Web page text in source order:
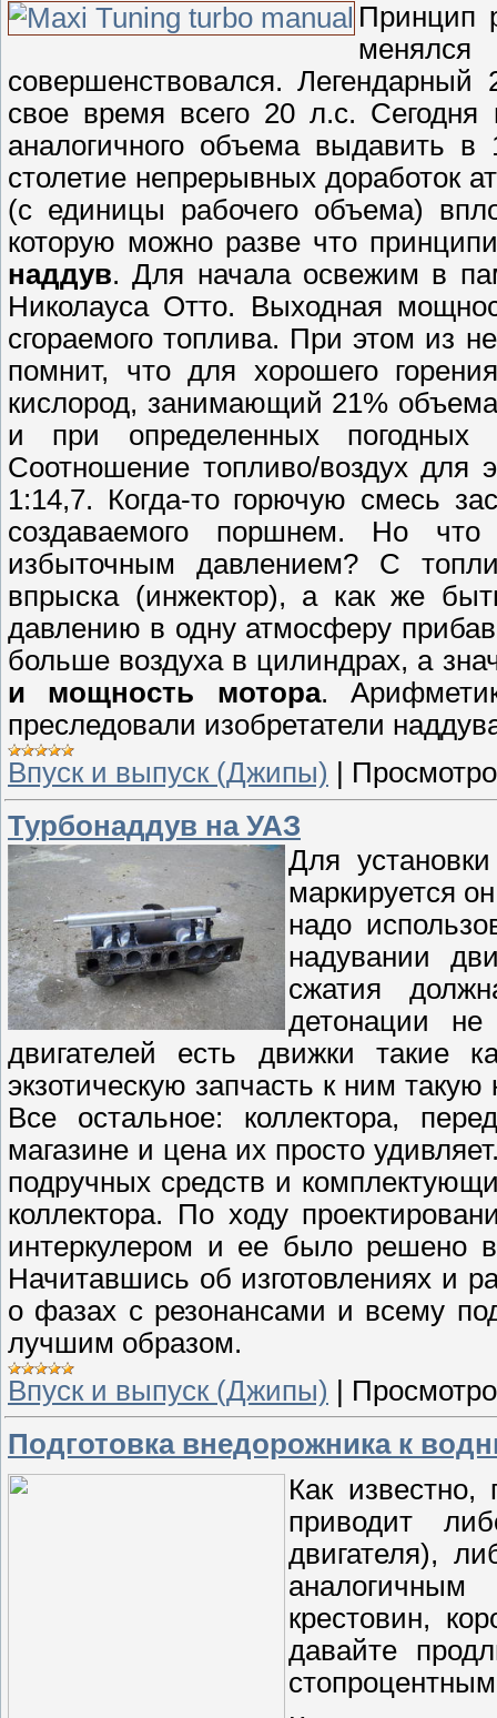
Принцип
менялся
совершенствовался.
свое время всего 20 л.с.
аналогичного объема выдавить
столетие непрерывных доработок
(с единицы рабочего объема)
которую можно разве что
наддув. Для начала освежим в
Николауса Отто. Выходная
сгораемого топлива. При этом из
помнит, что для хорошего
кислород, занимающий 21%
и при определенных погодных
Соотношение топливо/воздух для
1:14,7. Когда-то горючую смесь
создаваемого поршнем. Но
избыточным давлением? С
впрыска (инжектор), а как же
давлению в одну атмосферу
больше воздуха в цилиндрах, а
и мощность мотора.
преследовали изобретатели
Впуск и выпуск (Джипы)
Турбонаддув на УАЗ
Для
маркируется
надо
надувании
сжатия
детонации не
двигателей есть движки
экзотическую запчасть к ним
Все остальное: коллектора,
магазине и цена их просто
подручных средств и
коллектора. По ходу
интеркулером и ее было решено
Начитавшись об изготовлениях и
о фазах с резонансами и всему
лучшим образом.
Впуск и выпуск (Джипы)
Подготовка внедорожника к
Как известно,
приводит
двигателя),
крестовин,
давайте